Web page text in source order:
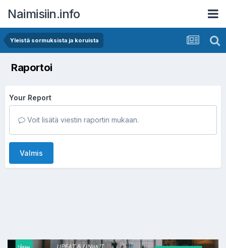
Naimisiin.info
Yleistä sormuksista ja koruista
Raportoi
Your Report
Voit lisätä viestin raportin mukaan.
Valmis